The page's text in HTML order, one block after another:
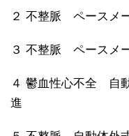
２ 不整脈 ペースメ
３ 不整脈 ペースメ
４ 鬱血性心不全 自
進